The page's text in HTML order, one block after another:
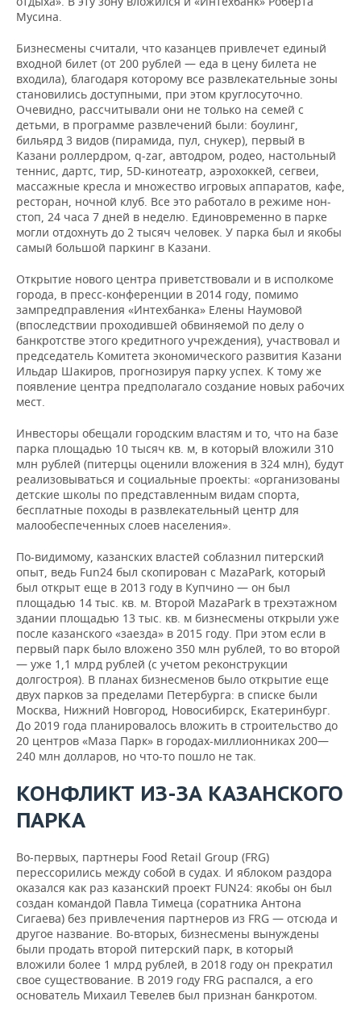
Мусина.
Бизнесмены считали, что казанцев привлечет единый
входной билет (от 200 рублей — еда в цену билета не
входила), благодаря которому все развлекательные зоны
становились доступными, при этом круглосуточно.
Очевидно, рассчитывали они не только на семей с
детьми, в программе развлечений были: боулинг,
бильярд 3 видов (пирамида, пул, снукер), первый в
Казани роллердром, q-zar, автодром, родео, настольный
теннис, дартс, тир, 5D-кинотеатр, аэрохоккей, сегвеи,
массажные кресла и множество игровых аппаратов, кафе,
ресторан, ночной клуб. Все это работало в режиме нон-
стоп, 24 часа 7 дней в неделю. Единовременно в парке
могли отдохнуть до 2 тысяч человек. У парка был и якобы
самый большой паркинг в Казани.
Открытие нового центра приветствовали и в исполкоме
города, в пресс-конференции в 2014 году, помимо
зампредправления «Интехбанка» Елены Наумовой
(впоследствии проходившей обвиняемой по делу о
банкротстве этого кредитного учреждения), участвовал и
председатель Комитета экономического развития Казани
Ильдар Шакиров, прогнозируя парку успех. К тому же
появление центра предполагало создание новых рабочих
мест.
Инвесторы обещали городским властям и то, что на базе
парка площадью 10 тысяч кв. м, в который вложили 310
млн рублей (питерцы оценили вложения в 324 млн), будут
реализовываться и социальные проекты: «организованы
детские школы по представленным видам спорта,
бесплатные походы в развлекательный центр для
малообеспеченных слоев населения».
По-видимому, казанских властей соблазнил питерский
опыт, ведь Fun24 был скопирован с MazaPark, который
был открыт еще в 2013 году в Купчино — он был
площадью 14 тыс. кв. м. Второй MazaPark в трехэтажном
здании площадью 13 тыс. кв. м бизнесмены открыли уже
после казанского «заезда» в 2015 году. При этом если в
первый парк было вложено 350 млн рублей, то во второй
— уже 1,1 млрд рублей (с учетом реконструкции
долгостроя). В планах бизнесменов было открытие еще
двух парков за пределами Петербурга: в списке были
Москва, Нижний Новгород, Новосибирск, Екатеринбург.
До 2019 года планировалось вложить в строительство до
20 центров «Маза Парк» в городах-миллионниках 200—
240 млн долларов, но что-то пошло не так.
КОНФЛИКТ ИЗ-ЗА КАЗАНСКОГО
ПАРКА
Во-первых, партнеры Food Retail Group (FRG)
перессорились между собой в судах. И яблоком раздора
оказался как раз казанский проект FUN24: якобы он был
создан командой Павла Тимеца (соратника Антона
Сигаева) без привлечения партнеров из FRG — отсюда и
другое название. Во-вторых, бизнесмены вынуждены
были продать второй питерский парк, в который
вложили более 1 млрд рублей, в 2018 году он прекратил
свое существование. В 2019 году FRG распался, а его
основатель Михаил Тевелев был признан банкротом.